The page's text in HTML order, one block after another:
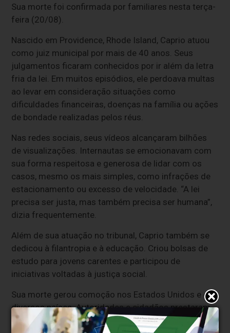
Sua morte foi confirmada por familiares nesta terça-
feira (20/08).
Nascido em Providence, Rhode Island, Caprio atuou
como juiz municipal por mais de 40 anos. Seus
julgamentos ficaram conhecidos por ir além da letra
fria da lei. Em muitos episódios, ele perdoava multas
ao levar em consideração situações como
dificuldades financeiras, doenças na família ou ações
de bondade realizadas pelos réus.
Nas redes sociais, seus vídeos alcançaram bilhões
de visualizações. Internautas se emocionavam com
sua forma respeitosa e generosa de lidar com os
casos, mesmo os mais simples, como infrações de
estacionamento ou excesso de velocidade. “A lei
precisa ser justa, mas também precisa ser humana”,
dizia frequentemente.
Além de sua atuação no tribunal, Caprio também se
dedicou à filantropia e à educação. Criou bolsas de
estudo para jovens carentes e participou de
iniciativas voltadas à justiça social.
Sua morte gerou comoção nos Estados Unidos e em
diversos países. Autoridades e cidadãos prestaram
homenagens ao juiz, lembrando seu legado de